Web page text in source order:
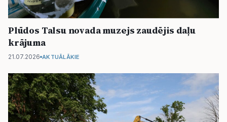
Plūdos Talsu novada muzejs zaudējis daļu
krājuma
21.07.2026 AKTUĀLĀKIE